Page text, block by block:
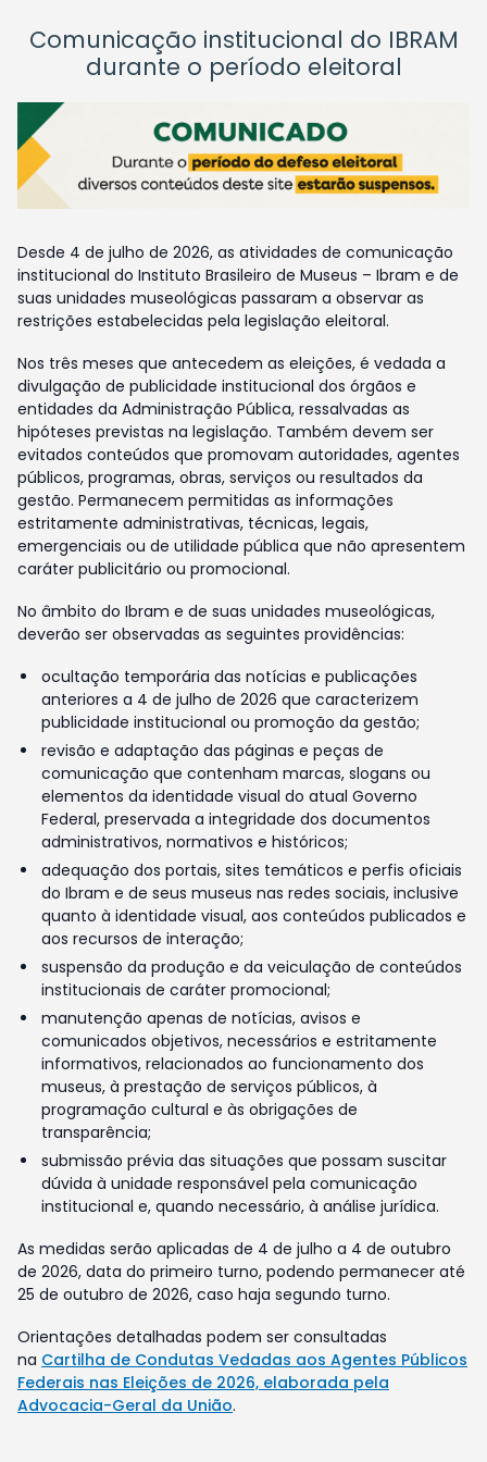
Comunicação institucional do IBRAM
durante o período eleitoral
Desde 4 de julho de 2026, as atividades de comunicação
institucional do Instituto Brasileiro de Museus – Ibram e de
suas unidades museológicas passaram a observar as
restrições estabelecidas pela legislação eleitoral.
Nos três meses que antecedem as eleições, é vedada a
divulgação de publicidade institucional dos órgãos e
entidades da Administração Pública, ressalvadas as
hipóteses previstas na legislação. Também devem ser
evitados conteúdos que promovam autoridades, agentes
públicos, programas, obras, serviços ou resultados da
gestão. Permanecem permitidas as informações
estritamente administrativas, técnicas, legais,
emergenciais ou de utilidade pública que não apresentem
caráter publicitário ou promocional.
No âmbito do Ibram e de suas unidades museológicas,
deverão ser observadas as seguintes providências:
ocultação temporária das notícias e publicações
anteriores a 4 de julho de 2026 que caracterizem
publicidade institucional ou promoção da gestão;
revisão e adaptação das páginas e peças de
comunicação que contenham marcas, slogans ou
elementos da identidade visual do atual Governo
Federal, preservada a integridade dos documentos
administrativos, normativos e históricos;
adequação dos portais, sites temáticos e perfis oficiais
do Ibram e de seus museus nas redes sociais, inclusive
quanto à identidade visual, aos conteúdos publicados e
aos recursos de interação;
suspensão da produção e da veiculação de conteúdos
institucionais de caráter promocional;
manutenção apenas de notícias, avisos e
comunicados objetivos, necessários e estritamente
informativos, relacionados ao funcionamento dos
museus, à prestação de serviços públicos, à
programação cultural e às obrigações de
transparência;
submissão prévia das situações que possam suscitar
dúvida à unidade responsável pela comunicação
institucional e, quando necessário, à análise jurídica.
As medidas serão aplicadas de 4 de julho a 4 de outubro
de 2026, data do primeiro turno, podendo permanecer até
25 de outubro de 2026, caso haja segundo turno.
Orientações detalhadas podem ser consultadas
na Cartilha de Condutas Vedadas aos Agentes Públicos
Federais nas Eleições de 2026, elaborada pela
Advocacia-Geral da União.